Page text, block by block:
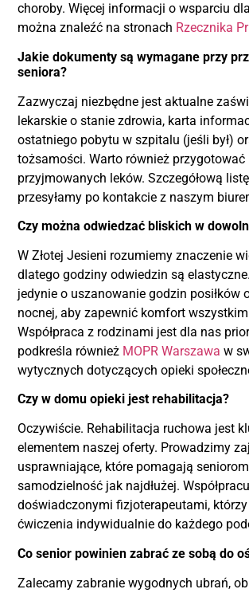
choroby. Więcej informacji o wsparciu
można znaleźć na stronach Rzecznika
Jakie dokumenty są wymagane przy
seniora?
Zazwyczaj niezbędne jest aktualne
lekarskie o stanie zdrowia, karta
ostatniego pobytu w szpitalu (jeśli był)
tożsamości. Warto również przygotować
przyjmowanych leków. Szczegółową
przesyłamy po kontakcie z naszym
Czy można odwiedzać bliskich w
W Złotej Jesieni rozumiemy znaczenie
dlatego godziny odwiedzin są
jedynie o uszanowanie godzin posiłków
nocnej, aby zapewnić komfort
Współpraca z rodzinami jest dla nas
podkreśla również MOPR Warszawa w
wytycznych dotyczących opieki
Czy w domu opieki jest rehabilitacja?
Oczywiście. Rehabilitacja ruchowa jest
elementem naszej oferty. Prowadzimy
usprawniające, które pomagają
samodzielność jak najdłużej.
doświadczonymi fizjoterapeutami,
ćwiczenia indywidualnie do każdego
Co senior powinien zabrać ze sobą do
Zalecamy zabranie wygodnych ubrań,